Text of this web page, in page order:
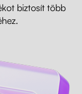
biztosít több